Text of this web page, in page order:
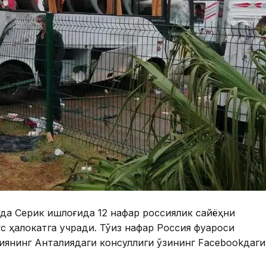
Серик қишлоғида 12 нафар россиялик сайёҳни
учради. Тўққиз нафар Россия фуқароси
Aнталиядаги консуллиги ўзининг Facebookдаги